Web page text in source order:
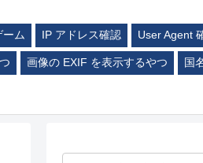
ーム IP アドレス確認 User Agent
画像の EXIF を表示するやつ 国